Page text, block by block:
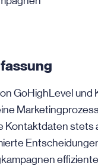
GoHighLevel und
Kontaktdaten stets